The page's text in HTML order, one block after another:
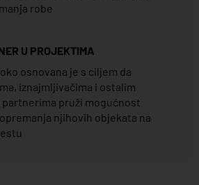
robe
U PROJEKTIMA
osnovana je s ciljem da
iznajmljivačima i ostalim
pruži mogućnost
njihovih objekata na